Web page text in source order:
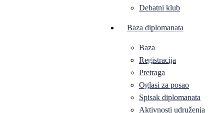
Debatni klub
Baza diplomanata
Baza
Registracija
Pretraga
Oglasi za posao
Spisak diplomanata
Aktivnosti udruženja